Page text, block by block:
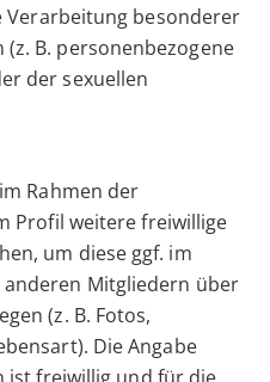
Verarbeitung besonderer
B. personenbezogene
der sexuellen
Rahmen der
Profil weitere freiwillige
um diese ggf. im
Mitgliedern über
(z. B. Fotos,
Die Angabe